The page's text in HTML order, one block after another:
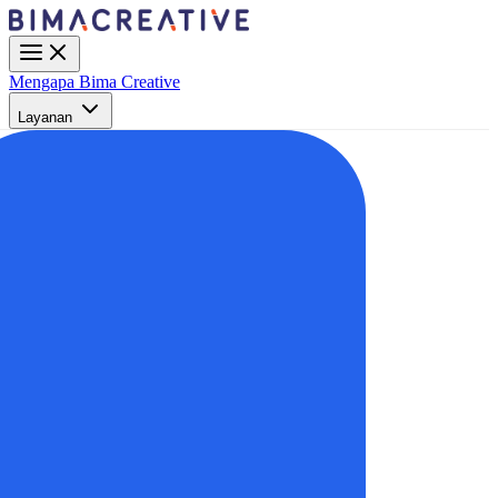
Mengapa Bima Creative
Layanan